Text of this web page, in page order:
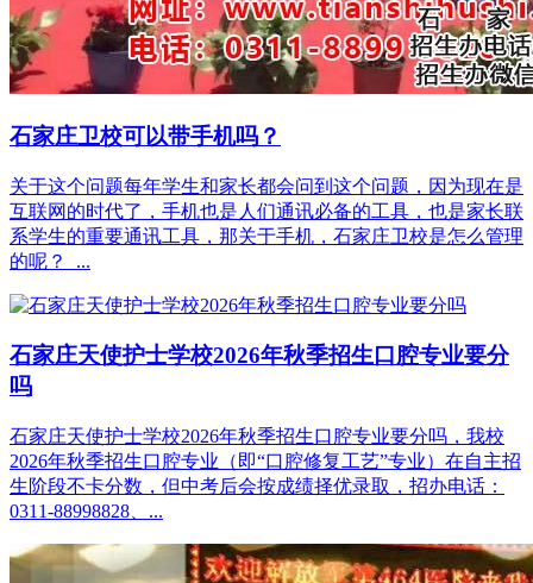
石家庄卫校可以带手机吗？
关于这个问题每年学生和家长都会问到这个问题，因为现在是
互联网的时代了，手机也是人们通讯必备的工具，也是家长联
系学生的重要通讯工具，那关于手机，石家庄卫校是怎么管理
的呢？ ...
石家庄天使护士学校2026年秋季招生口腔专业要分
吗
石家庄天使护士学校2026年秋季招生口腔专业要分吗，‌我校
2026年秋季招生口腔专业（即“口腔修复工艺”专业）在自主招
生阶段不卡分数，但中考后会按成绩择优录取‌，招办电话：
0311-88998828、...